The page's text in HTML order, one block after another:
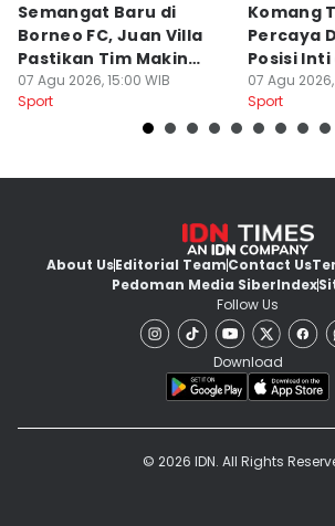
Semangat Baru di
Borneo FC, Juan Villa
Pastikan Tim Makin
Kompak
07 Agu 2026, 15:00 WIB
Sport
Komang
Percaya
Posisi Inti
07 Agu 2026,
Sport
About UsEditorial TeamContact Us
Pedoman Media SiberIndex
Follow Us
Download
© 2026 IDN. All Rights